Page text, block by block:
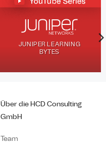
JUNIPER LEARNING
BYTES
Über die HCD Consulting
GmbH
Team